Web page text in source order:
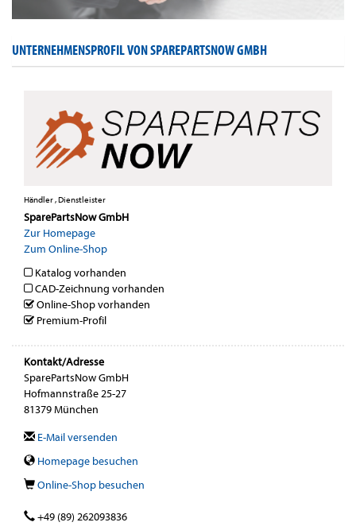
UNTERNEHMENSPROFIL VON SPAREPARTSNOW GMBH
Händler , Dienstleister
SparePartsNow GmbH
Zur Homepage
Zum Online-Shop
Katalog vorhanden
CAD-Zeichnung vorhanden
Online-Shop vorhanden
Premium-Profil
Kontakt/Adresse
SparePartsNow GmbH
Hofmannstraße 25-27
81379 München
E-Mail versenden
Homepage besuchen
Online-Shop besuchen
+49 (89) 262093836